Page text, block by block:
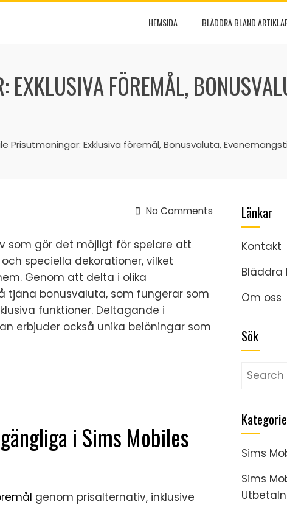
HEMSIDA BLÄDDRA BLAND
FÖREMÅL,
Prisutmaningar: Exklusiva föremål, Bonusvaluta,
No Comments
som gör det möjligt för spelare att
speciella dekorationer, vilket
Genom att delta i olika
tjäna bonusvaluta, som fungerar som
funktioner. Deltagande i
erbjuder också unika belöningar som
i Sims Mobiles
genom prisalternativ, inklusive
Länkar
Kontakt
Bläddra
Om oss
Sök
Search
Sims
Sims